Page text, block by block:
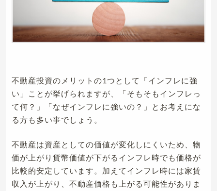
不動産投資のメリットの1つとして「インフレに強
い」ことが挙げられますが、「そもそもインフレっ
て何？」「なぜインフレに強いの？」とお考えにな
る方も多い事でしょう。
不動産は資産としての価値が変化しにくいため、物
価が上がり貨幣価値が下がるインフレ時でも価格が
比較的安定しています。加えてインフレ時には家賃
収入が上がり、不動産価格も上がる可能性がありま